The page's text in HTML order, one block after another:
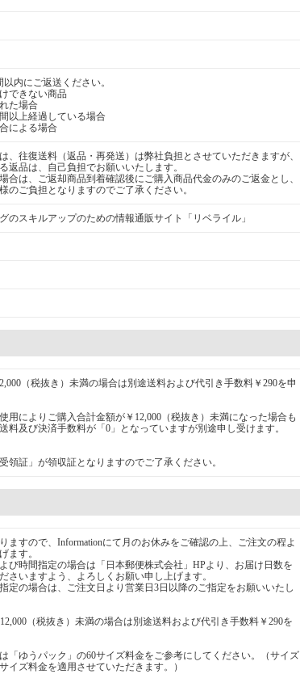
内にご返送ください。
できない商品
た場合
以上経過している場合
による場合
、往復送料（返品・再発送）は弊社負担とさせていただきますが、
返品は、自己負担でお願いいたします。
合は、ご返却商品到着確認後にご購入商品代金のみのご返金とし、
のご負担となりますのでご了承ください。
のスキルアップのための情報通販サイト「リベライル」
（税抜き）未満の場合は別途送料および代引き手数料￥290を申
用によりご購入合計金額が￥12,000（税抜き）未満になった場合も
料及び決済手数料が「0」となっていますが別途申し受けます。
領証」が領収証となりますのでご了承ください。
ますので、Informationにて月のお休みをご確認の上、ご注文の程よ
ます。
び時間指定の場合は「日本郵便株式会社」HPより、お届け日数を
さいますよう、よろしくお願い申し上げます。
定の場合は、ご注文日より営業日3日以降のご指定をお願いいたし
（税抜き）未満の場合は別途送料および代引き手数料￥290を
「ゆうパック」の60サイズ料金をご参考にしてください。（サイズ
イズ料金を適用させていただきます。）